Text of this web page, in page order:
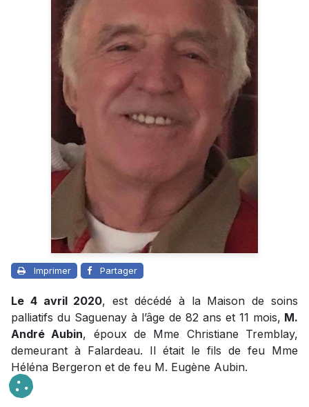
Imprimer Partager
Le 4 avril 2020, est décédé à la Maison de soins
palliatifs du Saguenay à l’âge de 82 ans et 11 mois, M.
André Aubin, époux de Mme Christiane Tremblay,
demeurant à Falardeau. Il était le fils de feu Mme
Héléna Bergeron et de feu M. Eugène Aubin.